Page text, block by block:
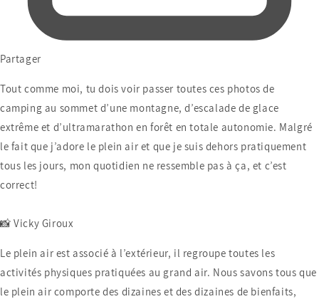
Partager
Tout comme moi, tu dois voir passer toutes ces photos de
camping au sommet d’une montagne, d’escalade de glace
extrême et d’ultramarathon en forêt en totale autonomie. Malgré
le fait que j’adore le plein air et que je suis dehors pratiquement
tous les jours, mon quotidien ne ressemble pas à ça, et c’est
correct!
📸 Vicky Giroux
Le plein air est associé à l’extérieur, il regroupe toutes les
activités physiques pratiquées au grand air. Nous savons tous que
le plein air comporte des dizaines et des dizaines de bienfaits,